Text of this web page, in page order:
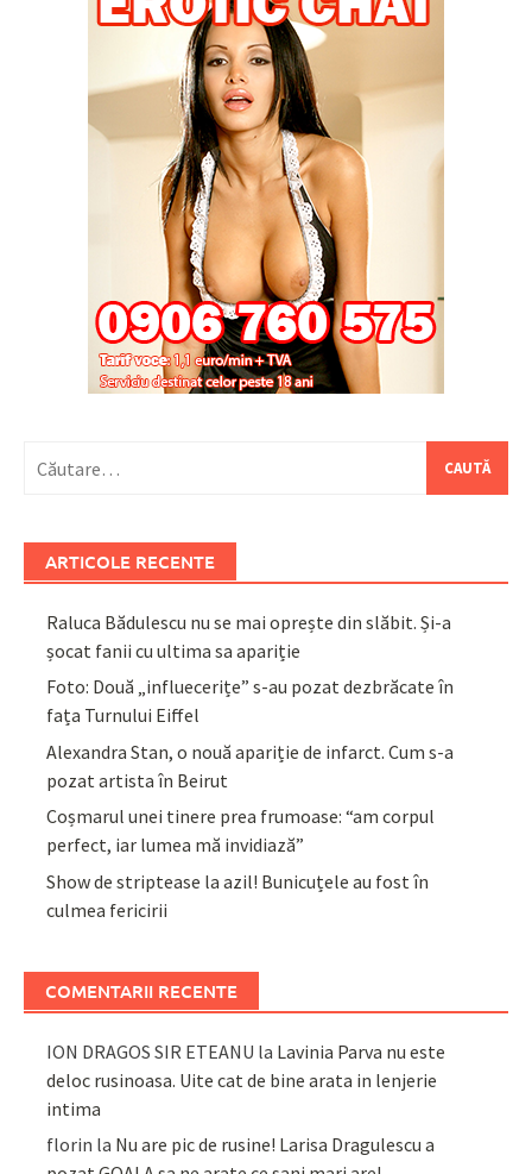
după:
ARTICOLE RECENTE
Raluca Bădulescu nu se mai oprește din slăbit. Și-a
șocat fanii cu ultima sa apariție
Foto: Două „influecerițe” s-au pozat dezbrăcate în
fața Turnului Eiffel
Alexandra Stan, o nouă apariție de infarct. Cum s-a
pozat artista în Beirut
Coșmarul unei tinere prea frumoase: “am corpul
perfect, iar lumea mă invidiază”
Show de striptease la azil! Bunicuțele au fost în
culmea fericirii
COMENTARII RECENTE
ION DRAGOS SIR ETEANU la Lavinia Parva nu este
deloc rusinoasa. Uite cat de bine arata in lenjerie
intima
florin la Nu are pic de rusine! Larisa Dragulescu a